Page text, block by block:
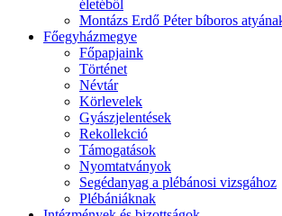
életéből
Montázs Erdő Péter bíboros
Főegyházmegye
Főpapjaink
Történet
Névtár
Körlevelek
Gyászjelentések
Rekollekció
Támogatások
Nyomtatványok
Segédanyag a plébánosi vizsgához
Plébániáknak